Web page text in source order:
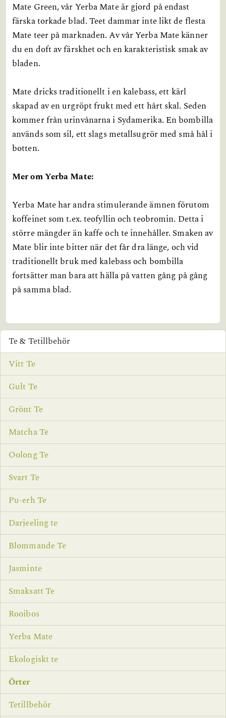
Mate Green, vår Yerba Mate är gjord på endast
färska torkade blad. Teet dammar inte likt de flesta
Mate teer på marknaden. Av vår Yerba Mate känner
du en doft av färskhet och en karakteristisk smak av
bladen.
Mate dricks traditionellt i en kalebass, ett kärl
skapad av en urgröpt frukt med ett hårt skal. Seden
kommer från urinvånarna i Sydamerika. En bombilla
används som sil, ett slags metallsugrör med små hål i
botten.
Mer om Yerba Mate:
Yerba Mate har andra stimulerande ämnen förutom
koffeinet som t.ex. teofyllin och teobromin. Detta i
större mängder än kaffe och te innehåller. Smaken av
Mate blir inte bitter när det får dra länge, och vid
traditionellt bruk med kalebass och bombilla
fortsätter man bara att hälla på vatten gång på gång
på samma blad.
Te & Tetillbehör
Vitt Te
Gult Te
Grönt Te
Matcha Te
Oolong Te
Svart Te
Pu-erh Te
Darjeeling te
Blommande Te
Jasminte
Smaksatt Te
Rooibos
Yerba Mate
Ekologiskt te
Örter
Tetillbehör